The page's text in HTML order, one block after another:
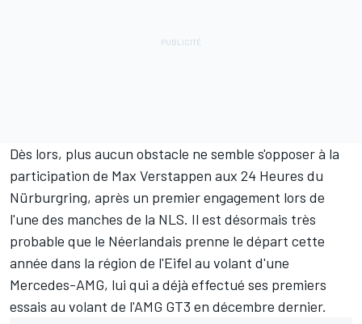
Dès lors, plus aucun obstacle ne semble s'opposer à la
participation de Max Verstappen aux 24 Heures du
Nürburgring, après un premier engagement lors de
l'une des manches de la NLS. Il est désormais très
probable que le Néerlandais prenne le départ cette
année dans la région de l'Eifel au volant d'une
Mercedes-AMG, lui qui a déjà effectué ses premiers
essais au volant de l'AMG GT3 en décembre dernier.